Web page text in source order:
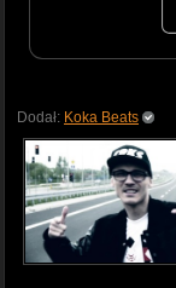
Dodał: Koka Beats